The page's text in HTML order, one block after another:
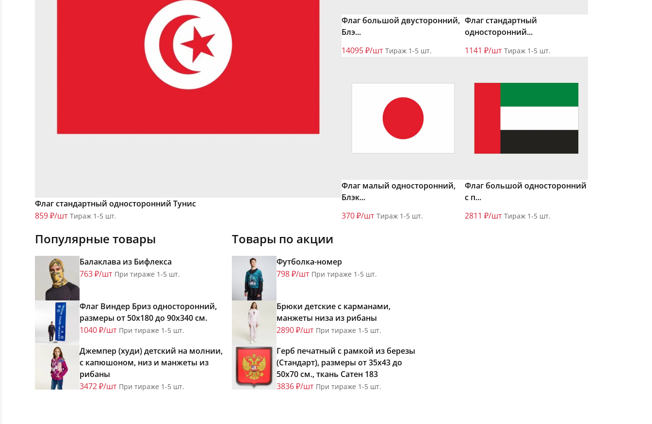
Флаг стандартный односторонний Тунис
859 ₽/шт Тираж 1-5 шт.
Флаг большой двусторонний,
Блэ...
14095 ₽/шт Тираж 1-5 шт.
Флаг стандартный
односторонний...
1141 ₽/шт Тираж 1-5 шт.
Флаг малый односторонний,
Блэк...
370 ₽/шт Тираж 1-5 шт.
Флаг большой односторонний
с п...
2811 ₽/шт Тираж 1-5 шт.
Популярные товары
Балаклава из Бифлекса
763 ₽/шт При тираже 1-5 шт.
Флаг Виндер Бриз односторонний,
размеры от 50х180 до 90х340 см.
1040 ₽/шт При тираже 1-5 шт.
Джемпер (худи) детский на молнии,
с капюшоном, низ и манжеты из
рибаны
3472 ₽/шт При тираже 1-5 шт.
Товары по акции
Футболка-номер
798 ₽/шт При тираже 1-5 шт.
Брюки детские с карманами,
манжеты низа из рибаны
2890 ₽/шт При тираже 1-5 шт.
Герб печатный с рамкой из березы
(Стандарт), размеры от 35х43 до
50х70 см., ткань Сатен 183
3836 ₽/шт При тираже 1-5 шт.